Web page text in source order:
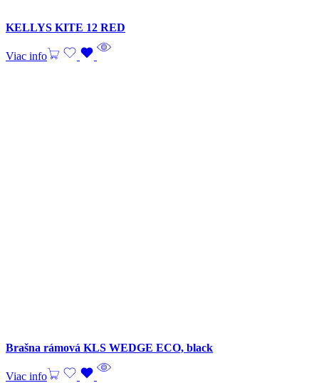
KELLYS KITE 12 RED
Viac info
Brašna rámová KLS WEDGE ECO, black
Viac info